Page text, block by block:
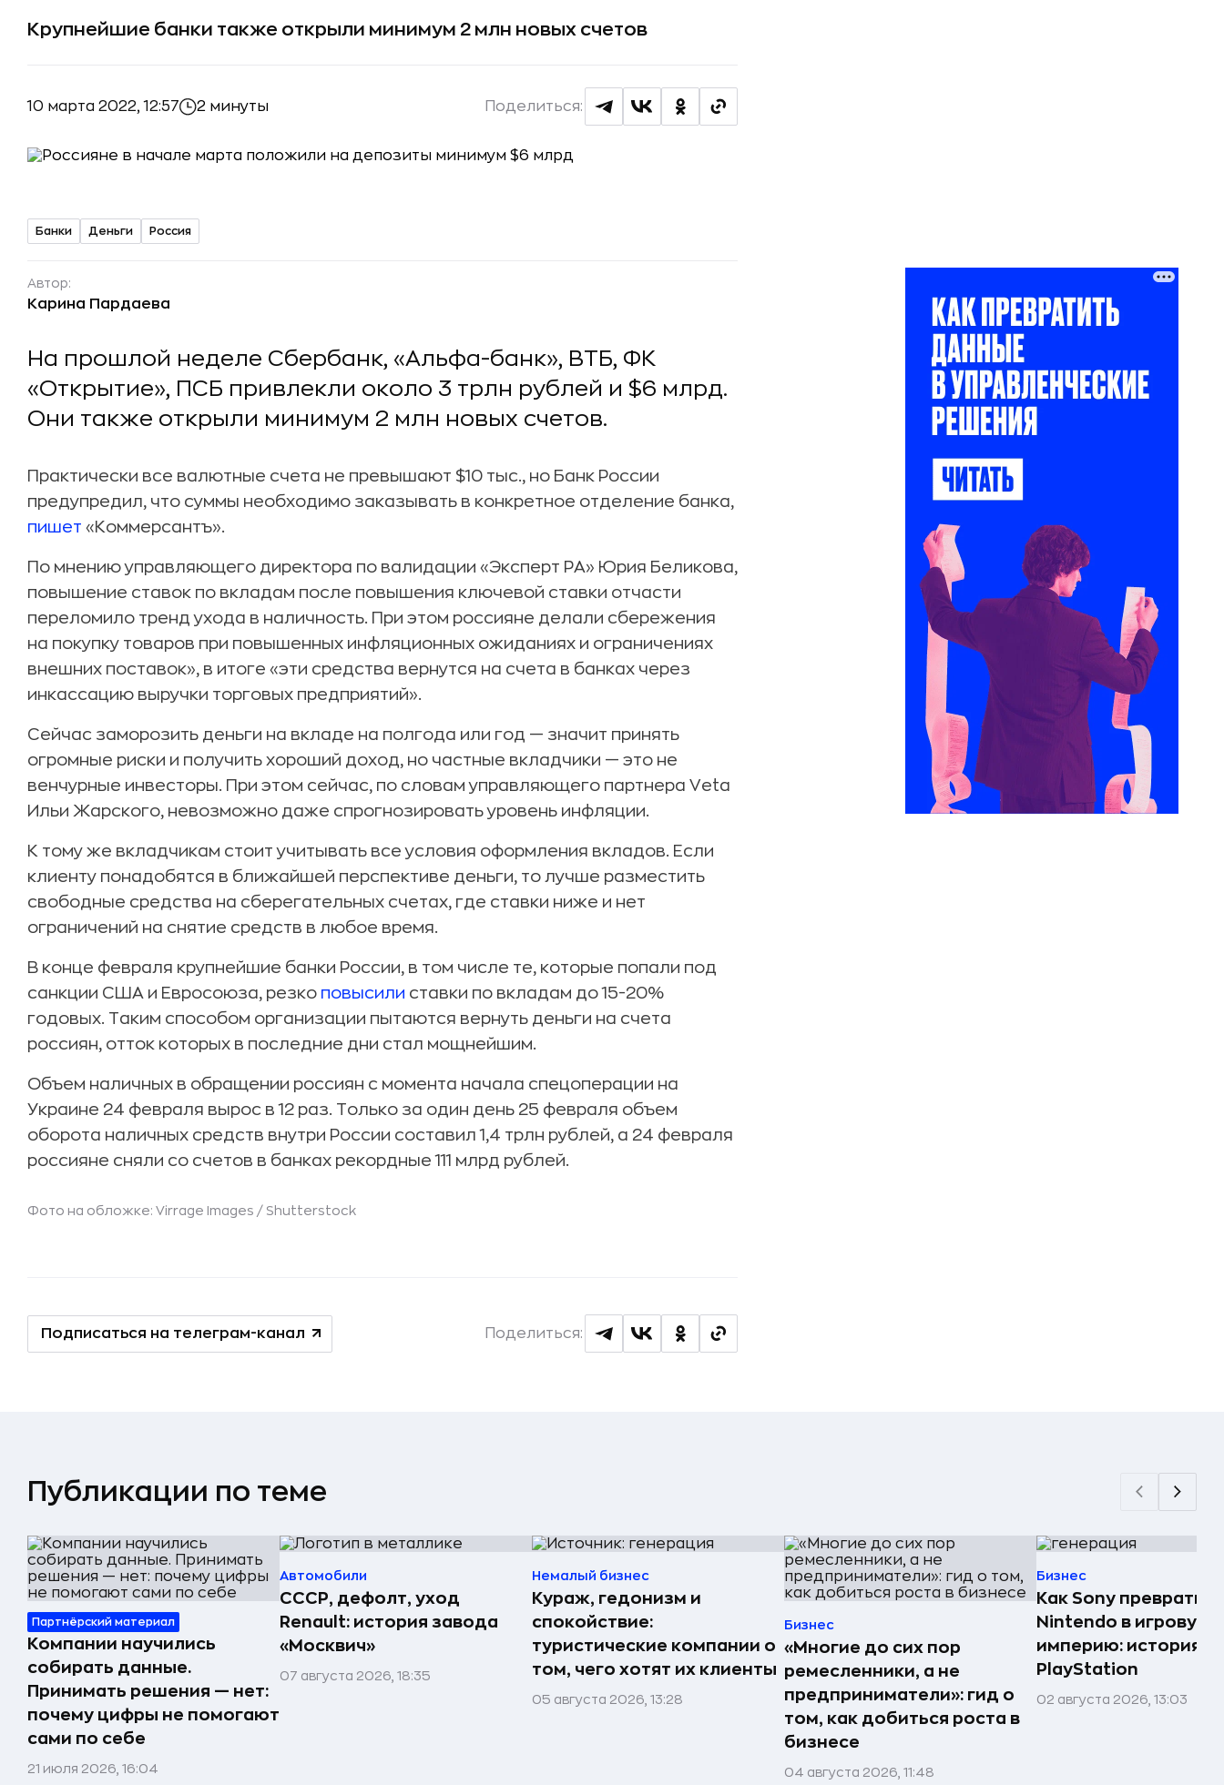
Крупнейшие банки также открыли минимум 2 млн новых счетов
10 марта 2022, 12:57 2 минуты Поделиться:
Банки Деньги Россия
Автор:
Карина Пардаева
На прошлой неделе Сбербанк, «Альфа-банк», ВТБ, ФК
«Открытие», ПСБ привлекли около 3 трлн рублей и $6 млрд.
Они также открыли минимум 2 млн новых счетов.
Практически все валютные счета не превышают $10 тыс., но Банк России
предупредил, что суммы необходимо заказывать в конкретное отделение банка,
пишет «Коммерсантъ».
По мнению управляющего директора по валидации «Эксперт РА» Юрия Беликова,
повышение ставок по вкладам после повышения ключевой ставки отчасти
переломило тренд ухода в наличность. При этом россияне делали сбережения
на покупку товаров при повышенных инфляционных ожиданиях и ограничениях
внешних поставок», в итоге «эти средства вернутся на счета в банках через
инкассацию выручки торговых предприятий».
Сейчас заморозить деньги на вкладе на полгода или год — значит принять
огромные риски и получить хороший доход, но частные вкладчики — это не
венчурные инвесторы. При этом сейчас, по словам управляющего партнера Veta
Ильи Жарского, невозможно даже спрогнозировать уровень инфляции.
К тому же вкладчикам стоит учитывать все условия оформления вкладов. Если
клиенту понадобятся в ближайшей перспективе деньги, то лучше разместить
свободные средства на сберегательных счетах, где ставки ниже и нет
ограничений на снятие средств в любое время.
В конце февраля крупнейшие банки России, в том числе те, которые попали под
санкции США и Евросоюза, резко повысили ставки по вкладам до 15-20%
годовых. Таким способом организации пытаются вернуть деньги на счета
россиян, отток которых в последние дни стал мощнейшим.
Объем наличных в обращении россиян с момента начала спецоперации на
Украине 24 февраля вырос в 12 раз. Только за один день 25 февраля объем
оборота наличных средств внутри России составил 1,4 трлн рублей, а 24 февраля
россияне сняли со счетов в банках рекордные 111 млрд рублей.
Фото на обложке: Virrage Images / Shutterstock
Подписаться на телеграм-канал Поделиться:
Публикации по теме
Партнёрский материал
Компании научились
собирать данные.
Принимать решения — нет:
почему цифры не помогают
сами по себе
21 июля 2026, 16:04
Автомобили
СССР, дефолт, уход
Renault: история завода
«Москвич»
07 августа 2026, 18:35
Немалый бизнес
Кураж, гедонизм и
спокойствие:
туристические компании о
том, чего хотят их клиенты
05 августа 2026, 13:28
Бизнес
«Многие до сих пор
ремесленники, а не
предприниматели»: гид о
том, как добиться роста в
бизнесе
04 августа 2026, 11:48
Бизнес
Как Sony
Nintendo в игровую
империю: история
PlayStation
02 августа 2026, 13:03